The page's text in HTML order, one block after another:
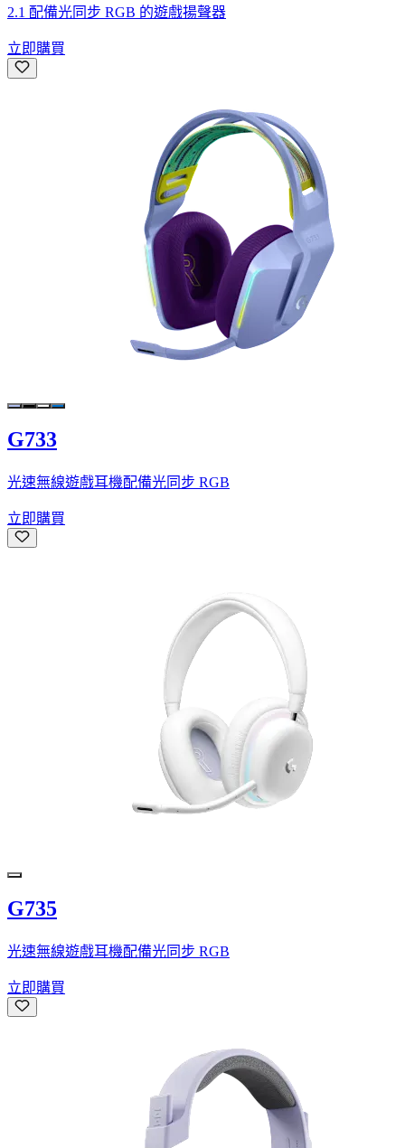
2.1 配備光同步 RGB 的遊戲揚聲器
立即購買
G733
光速無線遊戲耳機配備光同步 RGB
立即購買
G735
光速無線遊戲耳機配備光同步 RGB
立即購買